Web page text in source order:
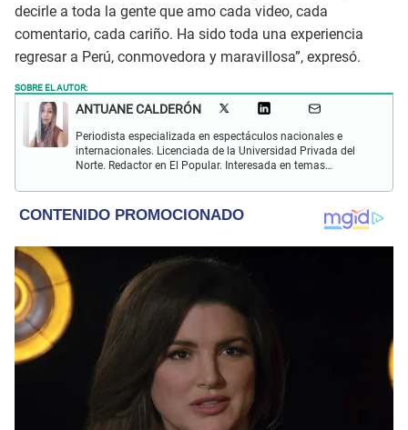
decirle a toda la gente que amo cada video, cada
comentario, cada cariño. Ha sido toda una experiencia
regresar a Perú, conmovedora y maravillosa”, expresó.
SOBRE EL AUTOR:
ANTUANE CALDERÓN
Periodista especializada en espectáculos nacionales e
internacionales. Licenciada de la Universidad Privada del
Norte. Redactor en El Popular. Interesada en temas
y televisión.